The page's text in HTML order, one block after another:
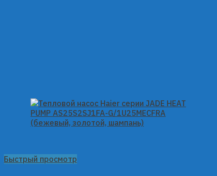
Быстрый просмотр